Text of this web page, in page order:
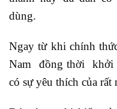
dùng.
Ngay từ khi chính
Nam đồng thời khởi
có sự yêu thích của